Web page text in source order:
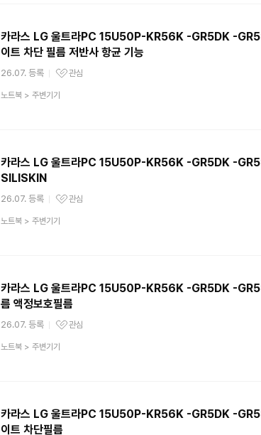
카라스 LG 울트라PC 15U50P-KR56K -GR5DK -
이트 차단 필름 저반사 항균 기능
26.07. 등록
관심상품
관심
상
노트북> 주변기기
카라스 LG 울트라PC 15U50P-KR56K -GR5DK -
SILISKIN
26.07. 등록
관심상품
관심
상
노트북> 주변기기
카라스 LG 울트라PC 15U50P-KR56K -GR5DK -
름 액정보호필름
26.07. 등록
관심상품
관심
상
노트북> 주변기기
카라스 LG 울트라PC 15U50P-KR56K -GR5DK -
이트 차단필름